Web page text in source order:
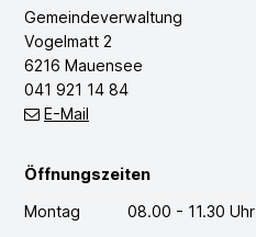
Gemeindeverwaltung
Vogelmatt 2
6216 Mauensee
041 921 14 84
E-Mail
Öffnungszeiten
Montag
08.00 - 11.30 Uhr